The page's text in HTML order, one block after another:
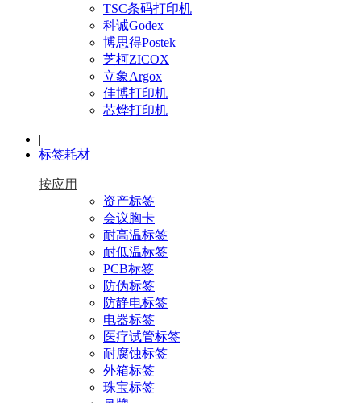
TSC条码打印机
科诚Godex
博思得Postek
芝柯ZICOX
立象Argox
佳博打印机
芯烨打印机
|
标签耗材
按应用
资产标签
会议胸卡
耐高温标签
耐低温标签
PCB标签
防伪标签
防静电标签
电器标签
医疗试管标签
耐腐蚀标签
外箱标签
珠宝标签